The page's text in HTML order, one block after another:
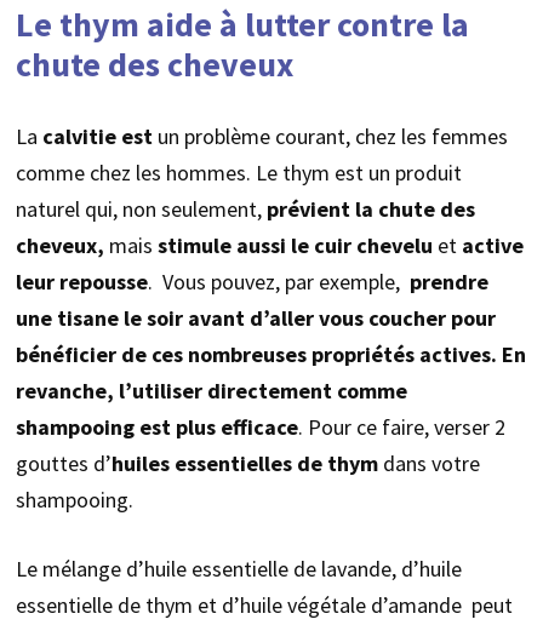
Le thym aide à lutter contre la
chute des cheveux
La calvitie est un problème courant, chez les femmes
comme chez les hommes. Le thym est un produit
naturel qui, non seulement, prévient la chute des
cheveux, mais stimule aussi le cuir chevelu et active
leur repousse. Vous pouvez, par exemple, prendre
une tisane le soir avant d’aller vous coucher pour
bénéficier de ces nombreuses propriétés actives. En
revanche, l’utiliser directement comme
shampooing est plus efficace. Pour ce faire, verser 2
gouttes d’huiles essentielles de thymdans votre
shampooing.
Le mélange d’huile essentielle de lavande, d’huile
essentielle de thym et d’huile végétale d’amande peut